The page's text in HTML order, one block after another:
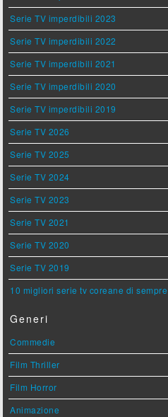
Serie TV imperdibili 2023
Serie TV imperdibili 2022
Serie TV imperdibili 2021
Serie TV imperdibili 2020
Serie TV imperdibili 2019
Serie TV 2026
Serie TV 2025
Serie TV 2024
Serie TV 2023
Serie TV 2021
Serie TV 2020
Serie TV 2019
10 migliori serie tv coreane di sempre
Generi
Commedie
Film Thriller
Film Horror
Animazione